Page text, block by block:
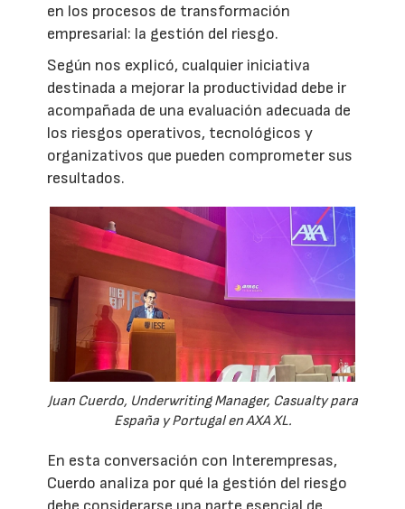
en los procesos de transformación
empresarial: la gestión del riesgo.
Según nos explicó, cualquier iniciativa
destinada a mejorar la productividad debe ir
acompañada de una evaluación adecuada de
los riesgos operativos, tecnológicos y
organizativos que pueden comprometer sus
resultados.
Juan Cuerdo, Underwriting Manager, Casualty para
España y Portugal en AXA XL.
En esta conversación con Interempresas,
Cuerdo analiza por qué la gestión del riesgo